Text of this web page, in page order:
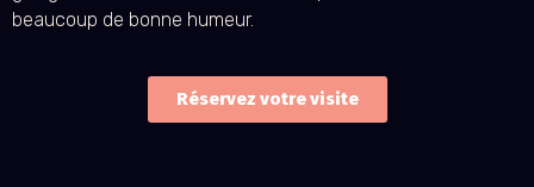
beaucoup de bonne humeur.
Réservez votre visite